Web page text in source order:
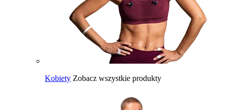
Kobiety Zobacz wszystkie produkty